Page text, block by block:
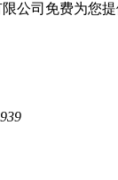
公司免费为您